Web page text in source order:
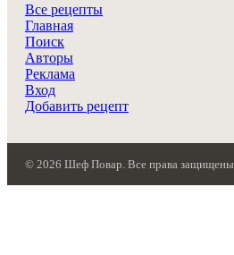
Все рецепты
Главная
Поиск
Авторы
Реклама
Вход
Добавить рецепт
© 2026 Шеф Повар. Все права защищены.